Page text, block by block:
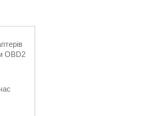
OBD2